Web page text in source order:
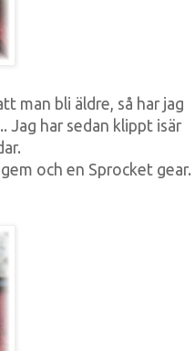
man bli äldre, så har jag
Jag har sedan klippt isär
och en Sprocket gear.